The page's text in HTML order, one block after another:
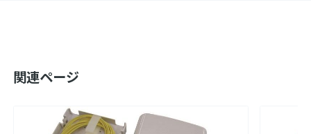
関連ページ